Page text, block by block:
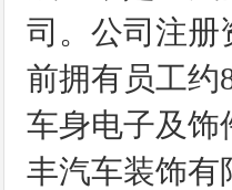
司。公司注册
前拥有员工约
车身电子及饰
丰汽车装饰有